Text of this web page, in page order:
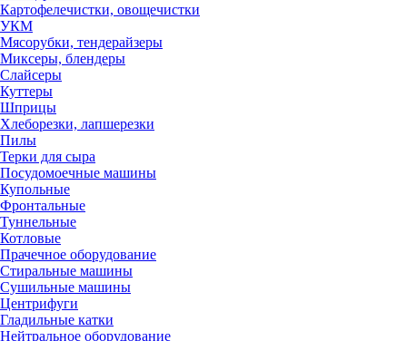
Картофелечистки, овощечистки
УКМ
Мясорубки, тендерайзеры
Миксеры, блендеры
Слайсеры
Куттеры
Шприцы
Хлеборезки, лапшерезки
Пилы
Терки для сыра
Посудомоечные машины
Купольные
Фронтальные
Туннельные
Котловые
Прачечное оборудование
Стиральные машины
Сушильные машины
Центрифуги
Гладильные катки
Нейтральное оборудование